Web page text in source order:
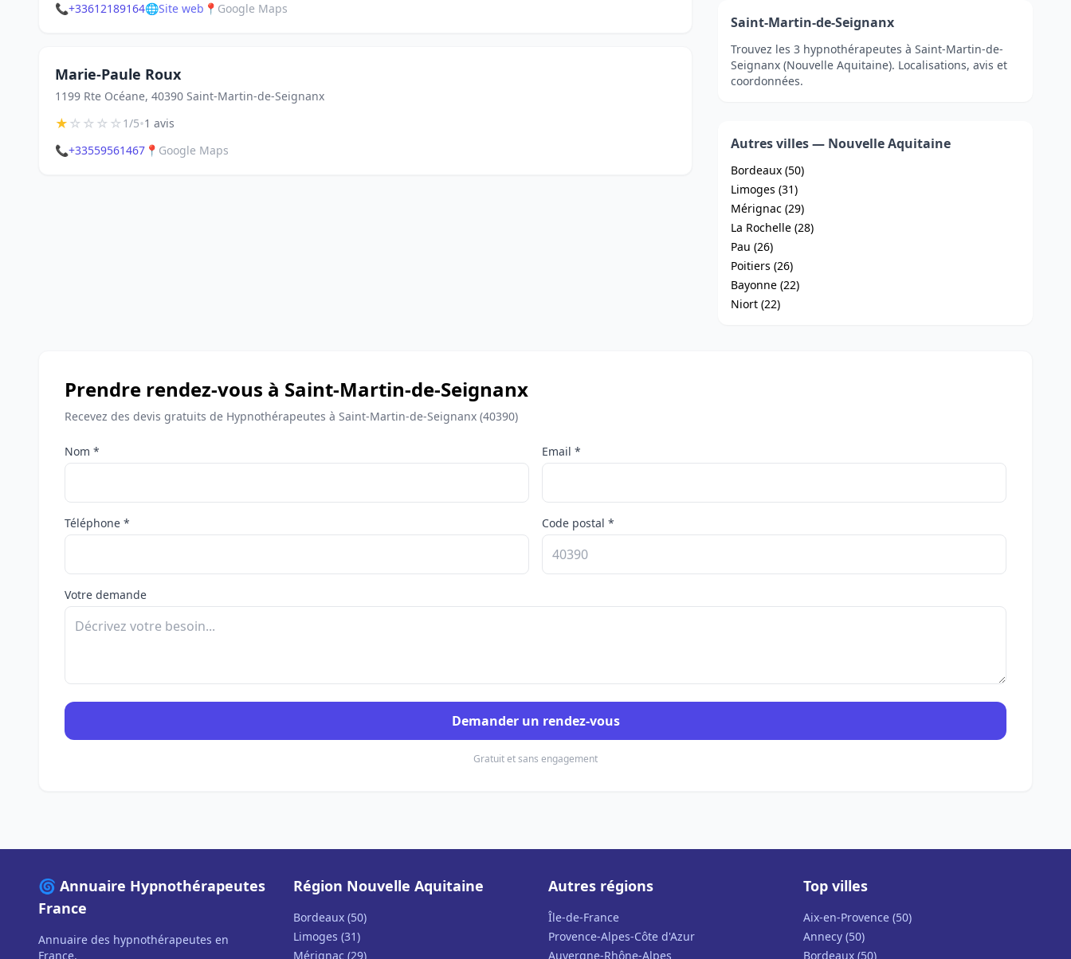
📞+33612189164🌐Site web 📍 Google Maps
Marie-Paule Roux
1199 Rte Océane, 40390 Saint-Martin-de-Seignanx
★☆☆☆☆1/5•1 avis
📞+33559561467 📍 Google Maps
Saint-Martin-de-Seignanx
Trouvez les 3 hypnothérapeutes à Saint-Martin-de-
Seignanx (Nouvelle Aquitaine). Localisations, avis et
coordonnées.
Autres villes — Nouvelle Aquitaine
Bordeaux (50)
Limoges (31)
Mérignac (29)
La Rochelle (28)
Pau (26)
Poitiers (26)
Bayonne (22)
Niort (22)
Prendre rendez-vous à Saint-Martin-de-Seignanx
Recevez des devis gratuits de Hypnothérapeutes à Saint-Martin-de-Seignanx (40390)
Nom * Email *
Téléphone * Code postal *
Votre demande
Demander un rendez-vous
Gratuit et sans engagement
🌀 Annuaire Hypnothérapeutes
France
Annuaire des hypnothérapeutes en
France.
Région Nouvelle Aquitaine
Bordeaux (50)
Limoges (31)
Mérignac (29)
Autres régions
Île-de-France
Provence-Alpes-Côte d'Azur
Auvergne-Rhône-Alpes
Top villes
Aix-en-Provence (50)
Annecy (50)
Bordeaux (50)